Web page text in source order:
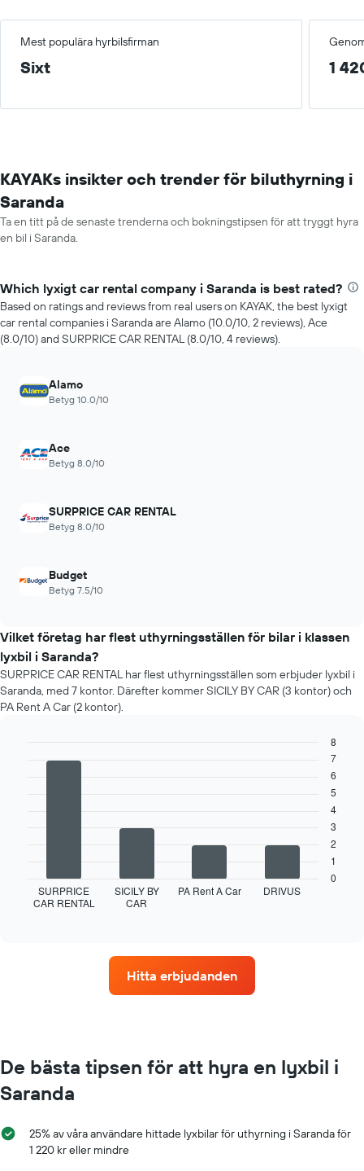
Mest populära hyrbilsfirman
Sixt 1
KAYAKs insikter och trender för biluthyrning i
Saranda
Ta en titt på de senaste trenderna och bokningstipsen för att tryggt hyra
en bil i Saranda.
Which lyxigt car rental company i Saranda is best rated?
Based on ratings and reviews from real users on KAYAK, the best lyxigt
car rental companies i Saranda are Alamo (10.0/10, 2 reviews), Ace
(8.0/10) and SURPRICE CAR RENTAL (8.0/10, 4 reviews).
Alamo
Betyg 10.0/10
Ace
Betyg 8.0/10
SURPRICE CAR RENTAL
Betyg 8.0/10
Budget
Betyg 7.5/10
Vilket företag har flest uthyrningsställen för bilar i klassen
lyxbil i Saranda?
SURPRICE CAR RENTAL har flest uthyrningsställen som erbjuder lyxbil i
Saranda, med 7 kontor. Därefter kommer SICILY BY CAR (3 kontor) och
PA Rent A Car (2 kontor).
fyra
biluthyrningsföretag
visar
biluthyrningsföretag
Diagrammet
Y-
axel
SURPRICE
CAR RENTAL
SICILY BY
CAR
PA Rent A Car DRIVUS
0
1
2
3
4
5
6
7
8
End
Hitta erbjudanden
De bästa tipsen för att hyra en lyxbil i
Saranda
25% av våra användare hittade lyxbilar för uthyrning i Saranda för
1 220 kr eller mindre